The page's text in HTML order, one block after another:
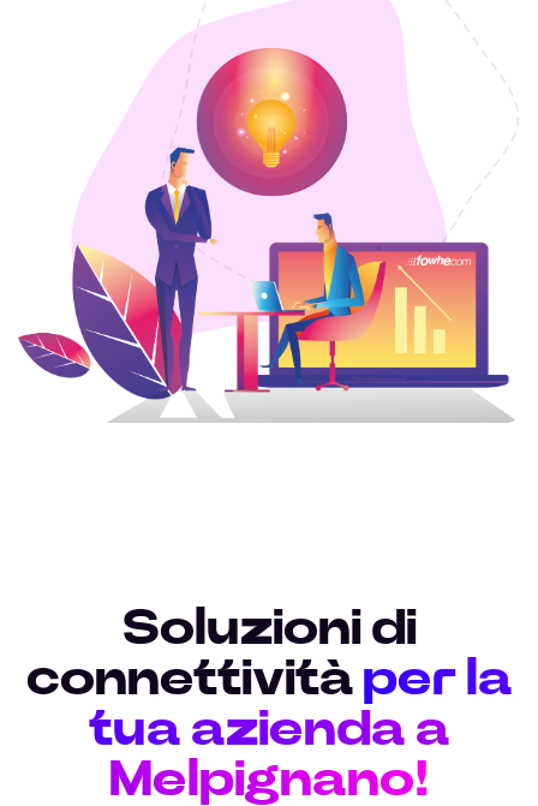
Soluzioni di
connettività per la
tua azienda a
Melpignano!